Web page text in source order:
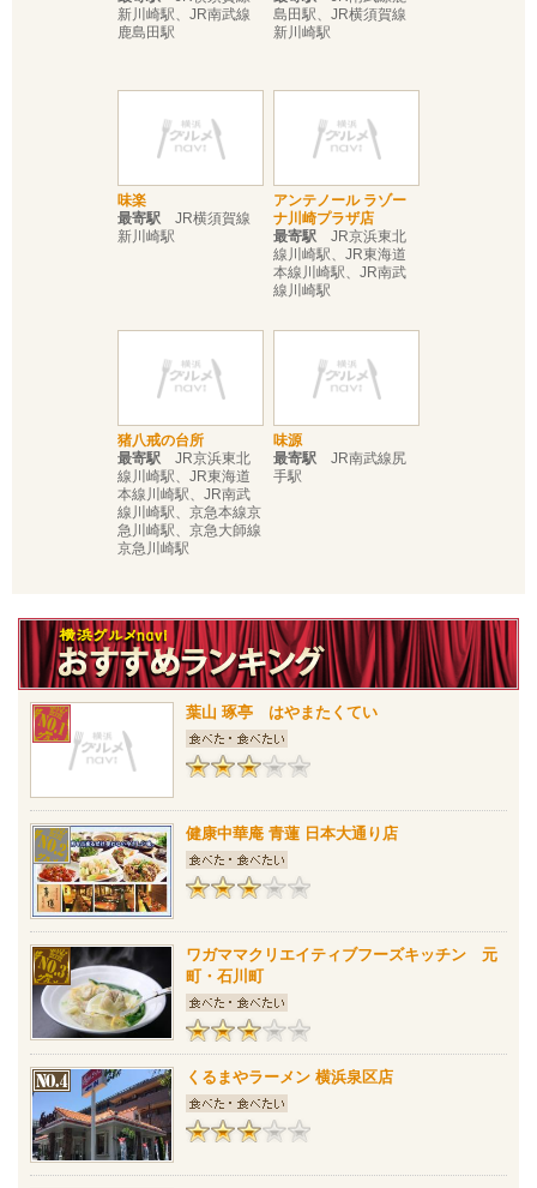
新川崎駅、JR南武線
鹿島田駅
島田駅、JR横須賀線
新川崎駅
味楽
最寄駅 JR横須賀線
新川崎駅
アンテノール ラゾー
ナ川崎プラザ店
最寄駅 JR京浜東北
線川崎駅、JR東海道
本線川崎駅、JR南武
線川崎駅
猪八戒の台所
最寄駅 JR京浜東北
線川崎駅、JR東海道
本線川崎駅、JR南武
線川崎駅、京急本線京
急川崎駅、京急大師線
京急川崎駅
味源
最寄駅 JR南武線尻
手駅
葉山 琢亭 はやまたくてい
健康中華庵 青蓮 日本大通り店
ワガママクリエイティブフーズキッチン 元
町・石川町
くるまやラーメン 横浜泉区店